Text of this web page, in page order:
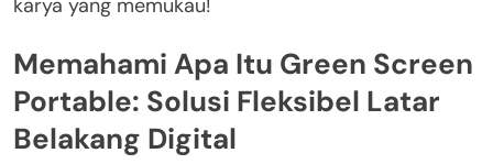
Memahami Apa Itu Green Screen
Portable: Solusi Fleksibel Latar
Belakang Digital